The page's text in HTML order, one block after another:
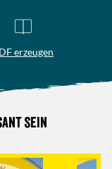
erzeugen
sein